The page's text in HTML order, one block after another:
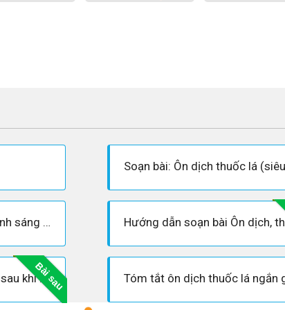
Ôn dịch thuốc lá - Hoàn cảnh sáng tác, Dàn ý phân tích tác phẩm
Bài sau
Phân tích và nêu cảm nghĩ sau khi đọc bài Ôn dịch thuốc lá